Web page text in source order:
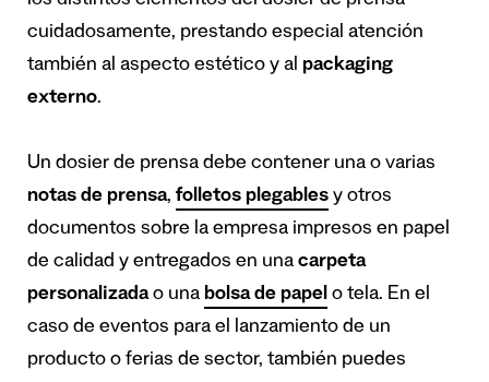
cuidadosamente, prestando especial atención
también al aspecto estético y al packaging
externo.
Un dosier de prensa debe contener una o varias
notas de prensa, folletos plegables y otros
documentos sobre la empresa impresos en papel
de calidad y entregados en una carpeta
personalizadao una bolsa de papel o tela. En el
caso de eventos para el lanzamiento de un
producto o ferias de sector, también puedes